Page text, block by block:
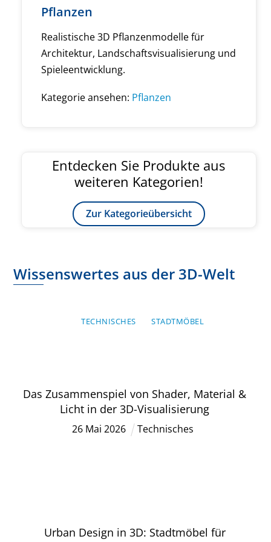
Pflanzen
Realistische 3D Pflanzenmodelle für
Architektur, Landschaftsvisualisierung und
Spieleentwicklung.
Kategorie ansehen: Pflanzen
Entdecken Sie Produkte aus
weiteren Kategorien!
Zur Kategorieübersicht
Wissenswertes aus der 3D-Welt
TECHNISCHES STADTMÖBEL
Das Zusammenspiel von Shader, Material &
Licht in der 3D-Visualisierung
26 Mai 2026 Technisches
Urban Design in 3D: Stadtmöbel für